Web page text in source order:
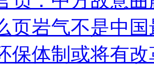
页岩气不是中
保体制或将有